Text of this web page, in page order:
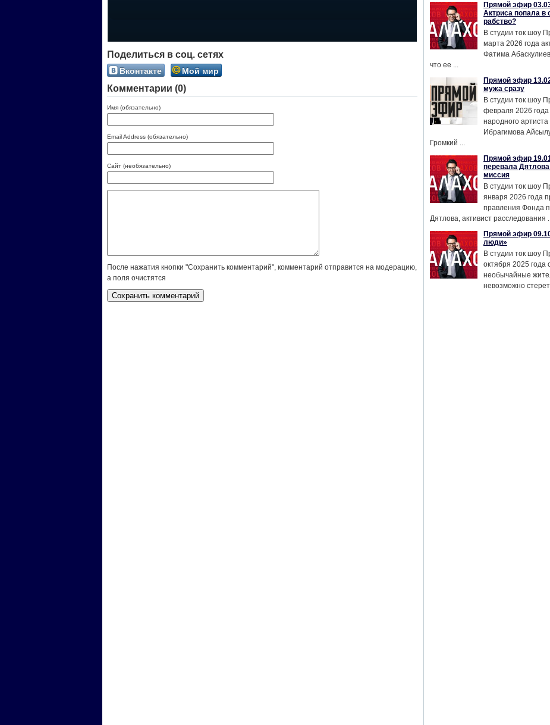
Поделиться в соц. сетях
Вконтакте Мой мир
Комментарии (0)
Имя (обязательно)
Email Address (обязательно)
Сайт (необязательно)
После нажатия кнопки "Сохранить комментарий", комментарий отправится на модерацию,
а поля очистятся
Прямой эфир
Актриса попала в
рабство?
В студии ток шоу
марта 2026 года
Фатима
что ее ...
Прямой эфир
мужа сразу
В студии ток шоу
февраля 2026
народного
Ибрагимова
Громкий ...
Прямой эфир
перевала
миссия
В студии ток шоу
января 2026 года
правления Фонда
Дятлова, активист расследования
Прямой эфир
люди»
В студии ток шоу
октября 2025 года
необычайные
невозможно